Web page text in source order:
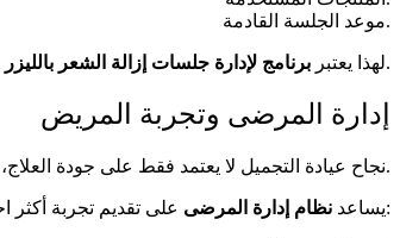
موعد الجلسة القادمة.
لهذا يعتبر برنامج لإدارة جلسات إزالة الشعر بالليزر من أهم الحلول التي تحتاجها مراكز التجميل الحديثة.
إدارة المرضى وتجربة المريض
نجاح عيادة التجميل لا يعتمد فقط على جودة العلاج، بل يعتمد أيضاً على تجربة المريض.
يساعد نظام إدارة المرضى على تقديم تجربة أكثر احترافية من خلال: